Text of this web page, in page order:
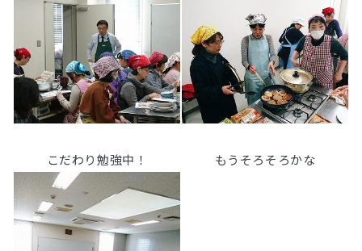
こだわり勉強中！ もうそろそろかな